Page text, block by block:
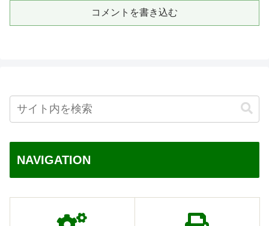
コメントを書き込む
NAVIGATION